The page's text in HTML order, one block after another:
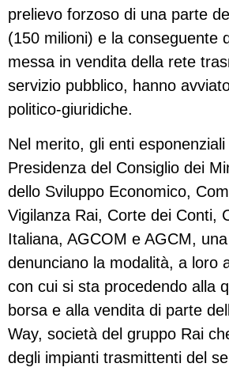
prelievo forzoso di una parte
(150 milioni) e la conseguente
messa in vendita della rete
servizio pubblico, hanno
politico-giuridiche.
Nel merito, gli enti
Presidenza del Consiglio dei
dello Sviluppo Economico,
Vigilanza Rai, Corte dei Conti,
Italiana, AGCOM e AGCM,
denunciano la modalità, a loro
con cui si sta procedendo alla
borsa e alla vendita di parte
Way, società del gruppo Rai
degli impianti trasmittenti del